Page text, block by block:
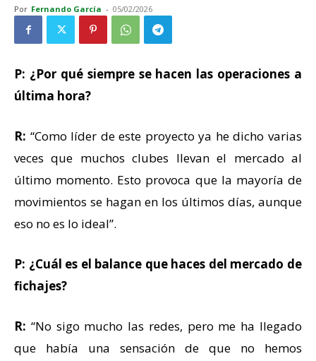
Por Fernando García - 05/02/2026
P: ¿Por qué siempre se hacen las operaciones a
última hora?
R: “Como líder de este proyecto ya he dicho varias
veces que muchos clubes llevan el mercado al
último momento. Esto provoca que la mayoría de
movimientos se hagan en los últimos días, aunque
eso no es lo ideal”.
P: ¿Cuál es el balance que haces del mercado de
fichajes?
R: “No sigo mucho las redes, pero me ha llegado
que había una sensación de que no hemos